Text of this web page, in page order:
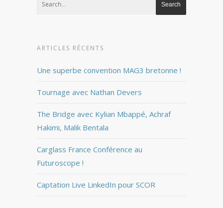
ARTICLES RÉCENTS
Une superbe convention MAG3 bretonne !
Tournage avec Nathan Devers
The Bridge avec Kylian Mbappé, Achraf
Hakimi, Malik Bentala
Carglass France Conférence au
Futuroscope !
Captation Live LinkedIn pour SCOR